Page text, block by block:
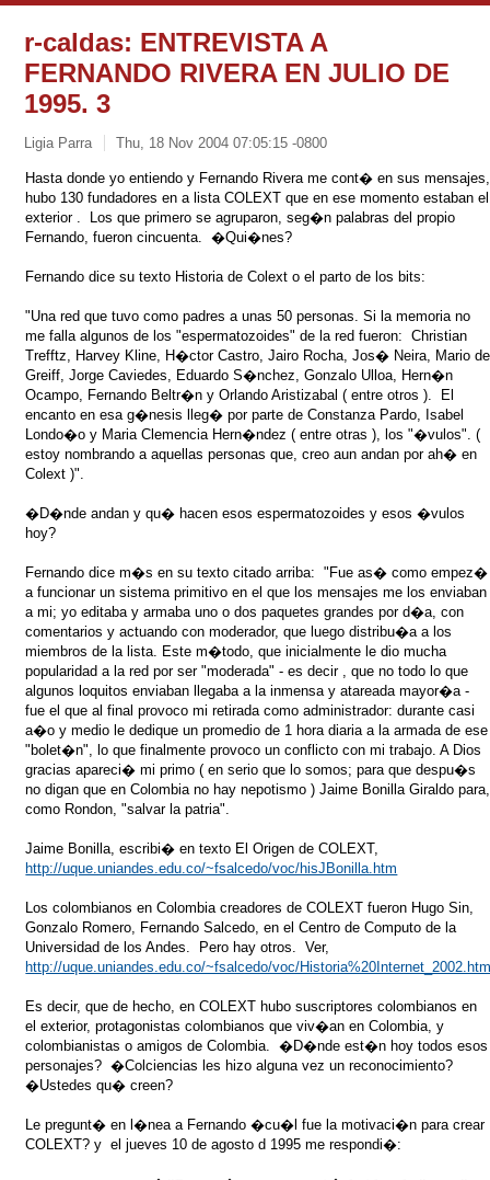
r-caldas: ENTREVISTA A
FERNANDO RIVERA EN JULIO DE
1995. 3
Ligia Parra Thu, 18 Nov 2004 07:05:15 -0800
Hasta donde yo entiendo y Fernando Rivera me cont� en sus mensajes,
hubo 130 fundadores en a lista COLEXT que en ese momento estaban el
exterior . Los que primero se agruparon, seg�n palabras del propio
Fernando, fueron cincuenta. �Qui�nes?
Fernando dice su texto Historia de Colext o el parto de los bits:
"Una red que tuvo como padres a unas 50 personas. Si la memoria no
me falla algunos de los "espermatozoides" de la red fueron: Christian
Trefftz, Harvey Kline, H�ctor Castro, Jairo Rocha, Jos� Neira, Mario de
Greiff, Jorge Caviedes, Eduardo S�nchez, Gonzalo Ulloa, Hern�n
Ocampo, Fernando Beltr�n y Orlando Aristizabal ( entre otros ).
El
encanto en esa g�nesis lleg� por parte de Constanza Pardo, Isabel
Londo�o y Maria Clemencia Hern�ndez ( entre otras ), los "�vulos". (
estoy nombrando a aquellas personas que, creo aun andan por ah� en
Colext )".
�D�nde andan y qu� hacen esos espermatozoides y esos �vulos
hoy?
Fernando dice m�s en su texto citado arriba: "Fue as� como empez�
a funcionar un sistema primitivo en el que los mensajes me los enviaban
a mi; yo editaba y armaba uno o dos paquetes grandes por d�a, con
comentarios y actuando con moderador, que luego distribu�a a los
miembros de la lista. Este m�todo, que inicialmente le dio mucha
popularidad a la red por ser "moderada" - es decir , que no todo lo que
algunos loquitos enviaban llegaba a la inmensa y atareada mayor�a -
fue el que al final provoco mi retirada como administrador: durante casi
a�o y medio le dedique un promedio de 1 hora diaria a la armada de ese
"bolet�n", lo que finalmente provoco un conflicto con mi trabajo. A Dios
gracias apareci� mi primo ( en serio que lo somos; para que despu�s
no digan que en Colombia no hay nepotismo ) Jaime Bonilla Giraldo para,
como Rondon, "salvar la patria".
Jaime Bonilla, escribi� en texto ElOrigen de COLEXT,
http://uque.uniandes.edu.co/~fsalcedo/voc/hisJBonilla.htm
Los colombianos en Colombia creadores de COLEXT fueron Hugo Sin,
Gonzalo Romero, Fernando Salcedo, en el Centro de Computo de la
Universidad de los Andes. Pero hay otros. Ver,
http://uque.uniandes.edu.co/~fsalcedo/voc/
Es decir, que de hecho, en COLEXT hubo suscriptores colombianos en
el exterior, protagonistas colombianos que viv�an en Colombia, y
colombianistas o amigos de Colombia.�D�nde est�n hoy todos esos
personajes? �Colciencias les hizo alguna vez un reconocimiento?
�Ustedes qu� creen?
Le pregunt� en l�nea a Fernando �cu�l fue la motivaci�n para crear
COLEXT? y e l jueves 10 de agosto d 1995 me respondi�: